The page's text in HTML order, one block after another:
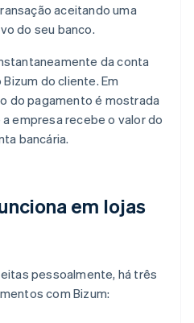
aceitando uma
do seu banco.
da conta
do cliente. Em
do pagamento é mostrada
empresa recebe o valor do
bancária.
em lojas
pessoalmente, há três
com Bizum: